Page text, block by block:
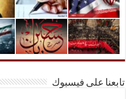
تابعنا على فيسبوك